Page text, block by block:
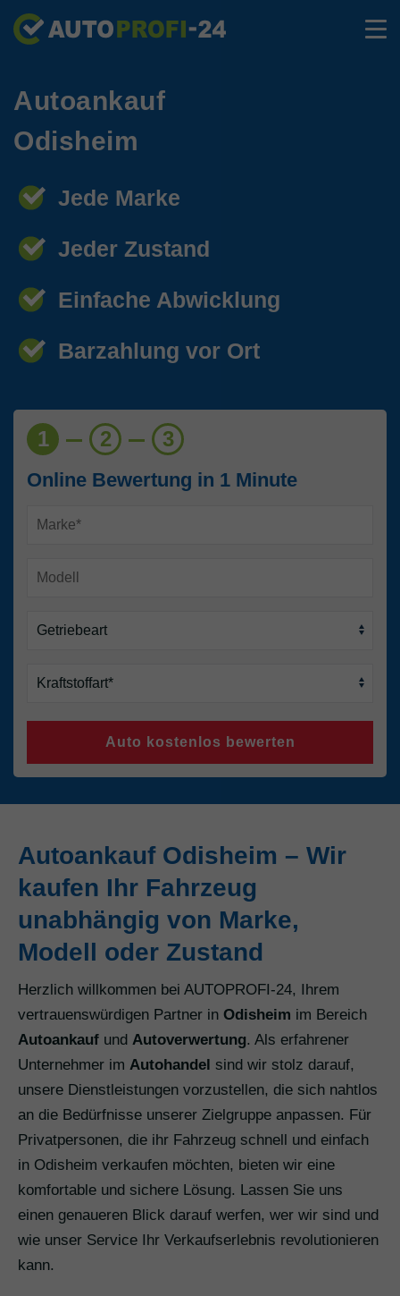
Autoankauf
Odisheim
Jede Marke
Jeder Zustand
Einfache Abwicklung
Barzahlung vor Ort
1 2 3
Online Bewertung in 1 Minute
Auto kostenlos bewerten
Autoankauf Odisheim – Wir
kaufen Ihr Fahrzeug
unabhängig von Marke,
Modell oder Zustand
Herzlich willkommen bei AUTOPROFI-24, Ihrem
vertrauenswürdigen Partner in Odisheim im Bereich
Autoankauf und Autoverwertung. Als erfahrener
Unternehmer im Autohandel sind wir stolz darauf,
unsere Dienstleistungen vorzustellen, die sich nahtlos
an die Bedürfnisse unserer Zielgruppe anpassen. Für
Privatpersonen, die ihr Fahrzeug schnell und einfach
in Odisheim verkaufen möchten, bieten wir eine
komfortable und sichere Lösung. Lassen Sie uns
einen genaueren Blick darauf werfen, wer wir sind und
wie unser Service Ihr Verkaufserlebnis revolutionieren
kann.